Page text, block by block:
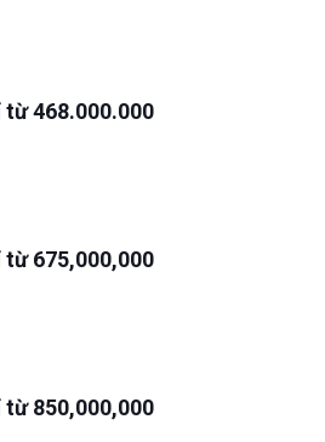
468.000.000
675,000,000
850,000,000